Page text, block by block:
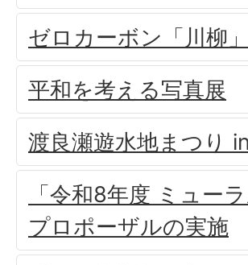
ゼロカーボン「川柳
平和を考える写真展
渡良瀬遊水地まつり
「令和8年度 ミュー
プロポーザルの実施